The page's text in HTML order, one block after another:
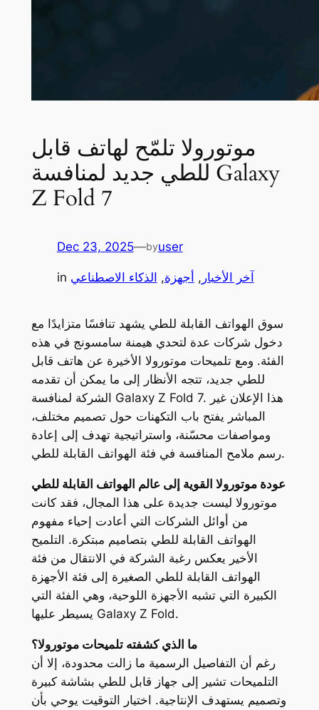
موتورولا تلمّح لهاتف قابل
للطي جديد لمنافسة Galaxy
Z Fold 7
Dec 23, 2025—byuser
in آخر الأخبار , أجهزة, الذكاء الاصطناعي
سوق الهواتف القابلة للطي يشهد تنافسًا متزايدًا مع
دخول شركات عدة لتحدي هيمنة سامسونج في هذه
الفئة. ومع تلميحات موتورولا الأخيرة عن هاتف قابل
للطي جديد، تتجه الأنظار إلى ما يمكن أن تقدمه
الشركة لمنافسة Galaxy Z Fold 7. هذا الإعلان غير
المباشر يفتح باب التكهنات حول تصميم مختلف،
ومواصفات محسّنة، واستراتيجية تهدف إلى إعادة
رسم ملامح المنافسة في فئة الهواتف القابلة للطي.
عودة موتورولا القوية إلى عالم الهواتف القابلة للطي
موتورولا ليست جديدة على هذا المجال، فقد كانت
من أوائل الشركات التي أعادت إحياء مفهوم
الهواتف القابلة للطي بتصاميم مبتكرة. التلميح
الأخير يعكس رغبة الشركة في الانتقال من فئة
الهواتف القابلة للطي الصغيرة إلى فئة الأجهزة
الكبيرة التي تشبه الأجهزة اللوحية، وهي الفئة التي
يسيطر عليها Galaxy Z Fold.
ما الذي كشفته تلميحات موتورولا؟
رغم أن التفاصيل الرسمية ما زالت محدودة، إلا أن
التلميحات تشير إلى جهاز قابل للطي بشاشة كبيرة
وتصميم يستهدف الإنتاجية. اختيار التوقيت يوحي بأن